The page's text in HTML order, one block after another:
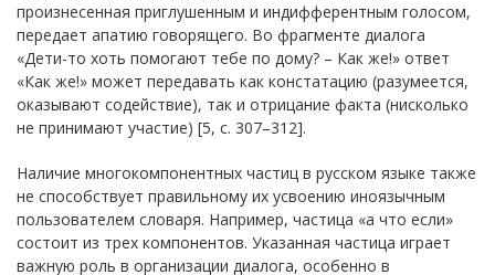
произнесенная приглушенным и индифферентным голосом,
передает апатию говорящего. Во фрагменте диалога
«Дети-то хоть помогают тебе по дому? – Как жe!» ответ
«Как жe!» может передавать как констатацию (разумеется,
оказывают содействие), так и отрицание факта (нисколько
не принимают участие) [5, с. 307–312].
Наличие многокомпонентных частиц в русском языке также
не способствует правильному их усвоению иноязычным
пользователем словаря. Например, частица «а что если»
состоит из трех компонентов. Указанная частица играет
важную роль в организации диалога, особенно в